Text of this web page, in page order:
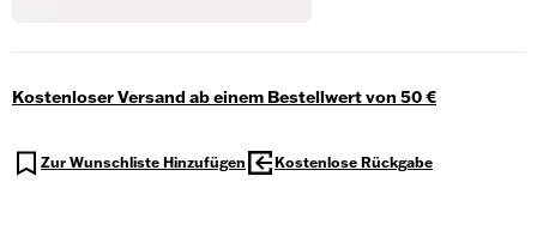
Kostenloser Versand ab einem Bestellwert von 50 €
Zur Wunschliste Hinzufügen Kostenlose Rückgabe